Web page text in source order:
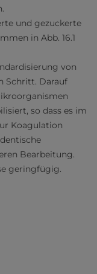
und gezuckerte
in Abb. 16.1
von
Schritt. Darauf
so dass es im
Koagulation
Bearbeitung.
geringfügig.